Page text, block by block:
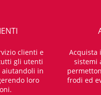
clienti e
gli utenti
in
loro
Acquista
sistemi
frodi ed